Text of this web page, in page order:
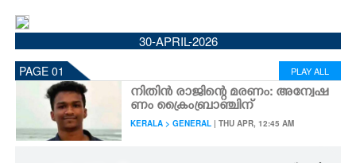
CINEMA
OPINION
PHOTOS
30-APRIL-2026
PAGE 01 PLAY ALL
നിതിൻ രാജിന്റെ മരണം: അന്വേഷ
ണം ക്രൈംബ്രാഞ്ചിന്
KERALA > GENERAL | THU APR, 12:45 AM